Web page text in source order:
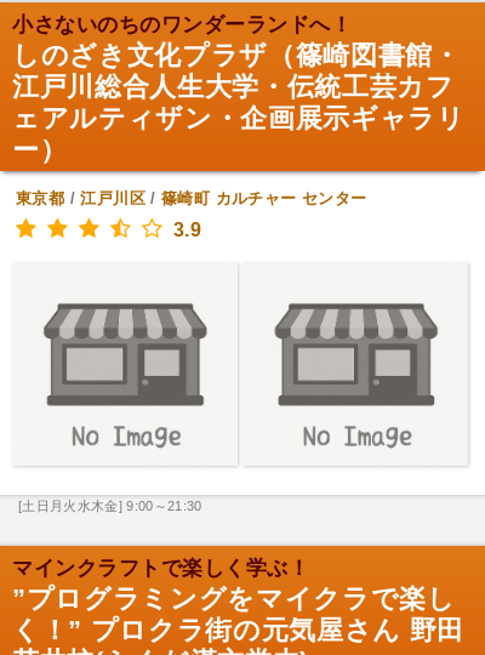
小さないのちのワンダーランドへ！
しのざき文化プラザ（篠崎図書館・
江戸川総合人生大学・伝統工芸カフ
ェアルティザン・企画展示ギャラリ
ー）
東京都 /江戸川区/篠崎町 カルチャー センター
3.9
[土日月火水木金] 9:00～21:30
マインクラフトで楽しく学ぶ！
”プログラミングをマイクラで楽し
く！” プロクラ街の元気屋さん 野田